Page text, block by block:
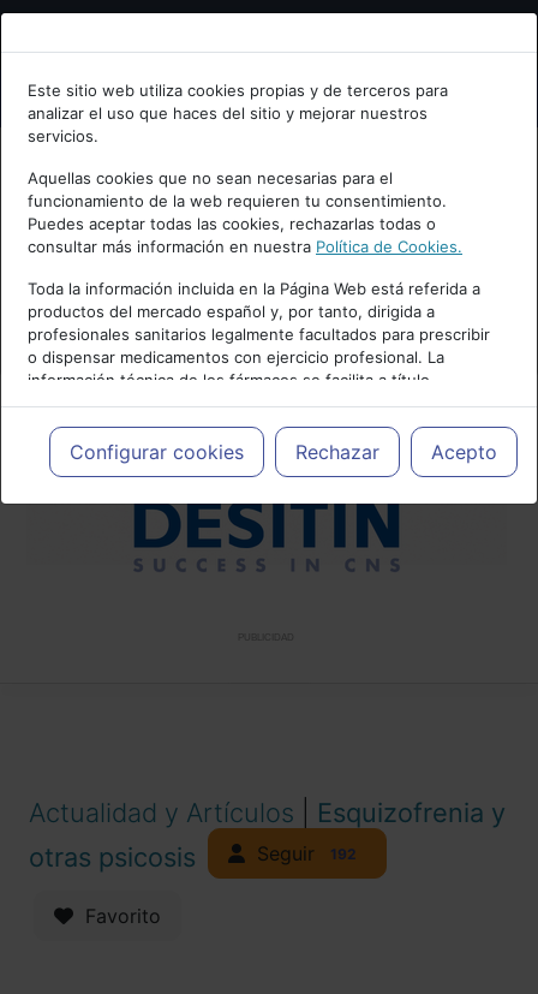
Bienvenid@ a psiquiatria.com
Escribe tu Email
Accede o regístrate con tu email.
Cancelar
Este sitio web utiliza cookies propias y de terceros para
analizar el uso que haces del sitio y mejorar nuestros
servicios.
Aquellas cookies que no sean necesarias para el
funcionamiento de la web requieren tu consentimiento.
Puedes aceptar todas las cookies, rechazarlas todas o
consultar más información en nuestra Política de Cookies.
Toda la información incluida en la Página Web está referida a
productos del mercado español y, por tanto, dirigida a
profesionales sanitarios legalmente facultados para prescribir
o dispensar medicamentos con ejercicio profesional. La
información técnica de los fármacos se facilita a título
meramente informativo, siendo responsabilidad de los
profesionales facultados prescribir medicamentos y decidir, en
cada caso concreto, el tratamiento más adecuado a las
necesidades del paciente.
Configurar cookies Rechazar Acepto
Actualidad y Artículos
Esquizofrenia y
otras psicosis
Seguir 192
Favorito